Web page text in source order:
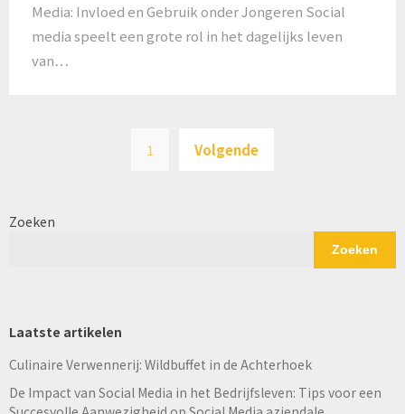
Media: Invloed en Gebruik onder Jongeren Social
media speelt een grote rol in het dagelijks leven
van…
paginering
1 Volgende
Zoeken
Zoeken
Laatste artikelen
Culinaire Verwennerij: Wildbuffet in de Achterhoek
De Impact van Social Media in het Bedrijfsleven: Tips voor een